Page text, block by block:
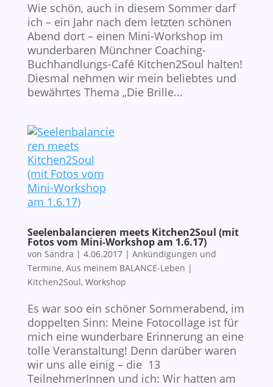
Wie schön, auch in diesem Sommer darf
ich – ein Jahr nach dem letzten schönen
Abend dort – einen Mini-Workshop im
wunderbaren Münchner Coaching-
Buchhandlungs-Café Kitchen2Soul halten!
Diesmal nehmen wir mein beliebtes und
bewährtes Thema „Die Brille...
Seelenbalancieren meets Kitchen2Soul (mit
Fotos vom Mini-Workshop am 1.6.17)
von Sandra | 4.06.2017| Ankündigungen und
Termine, Aus meinem BALANCE-Leben |
Kitchen2Soul, Workshop
Es war soo ein schöner Sommerabend, im
doppelten Sinn: Meine Fotocollage ist für
mich eine wunderbare Erinnerung an eine
tolle Veranstaltung! Denn darüber waren
wir uns alle einig – die 13
TeilnehmerInnen und ich: Wir hatten am